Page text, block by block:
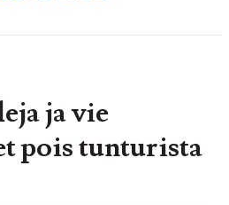
ja vie
pois tunturista